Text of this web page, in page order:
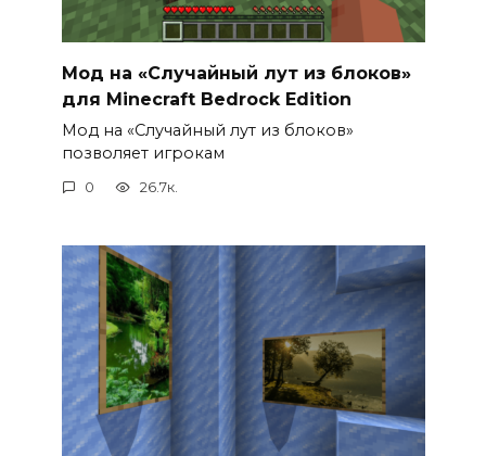
Мод на «Случайный лут из блоков»
для Minecraft Bedrock Edition
Мод на «Случайный лут из блоков»
позволяет игрокам
0 26.7к.